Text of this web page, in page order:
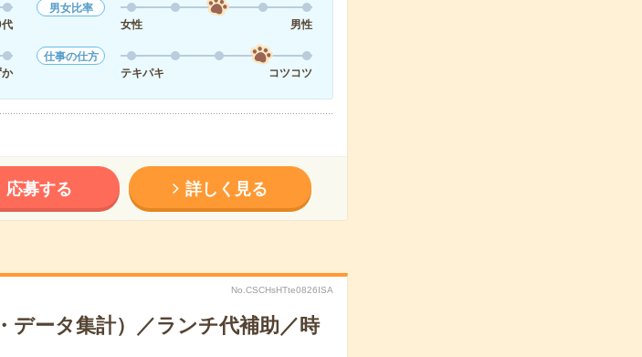
男女比率
女性
男性
か
仕事の仕方
テキパキ
コツコツ
応募する 詳しく見る
No.CSCHsHTte0826ISA
データ集計）／ランチ代補助／時